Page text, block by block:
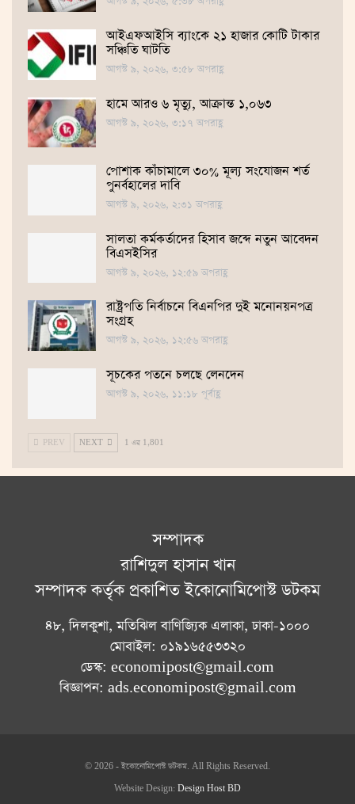
আইএফআইসি ব্যাংকে ২১ হাজার কোটি টাকার
সঞ্চিতি ঘাটতি
আগস্ট ৯, ২০২৬, ৩:৫৮ অপরাহ্ণ
হামে আরও ৬ মৃত্যু, আক্রান্ত ১,০৬৩
আগস্ট ৯, ২০২৬, ৩:১৭ অপরাহ্ণ
পোশাক কাঁচামালে ৩০% মূল্য সংযোজন শর্ত
পুনর্বহালের দাবি
আগস্ট ৯, ২০২৬, ২:৩১ অপরাহ্ণ
সালতা কর্মকর্তাদের হিসাব জব্দে নতুন আবেদন
বিএসইসির
আগস্ট ৯, ২০২৬, ১২:৫৯ অপরাহ্ণ
রাষ্ট্রপতি নির্বাচনে বিএনপির দুই মনোনয়নপত্র
সংগ্রহ
আগস্ট ৯, ২০২৬, ১২:৫৬ অপরাহ্ণ
সূচকের পতনে চলছে লেনদেন
আগস্ট ৯, ২০২৬, ১১:১৮ পূর্বাহ্ণ
PREV NEXT 1 এর 1,801
সম্পাদক
রাশিদুল হাসান খান
সম্পাদক কর্তৃক প্রকাশিত ইকোনোমিপোস্ট ডটকম
৪৮, দিলকুশা, মতিঝিল বাণিজ্যিক এলাকা, ঢাকা-১০০০
মোবাইল: ০১৯১৬৫৫৩৩২০
ডেস্ক: economipost@gmail.com
বিজ্ঞাপন: ads.economipost@gmail.com
© 2026 - ইকোনোমিপোস্ট ডটকম. All Rights Reserved.
Website Design: Design Host BD